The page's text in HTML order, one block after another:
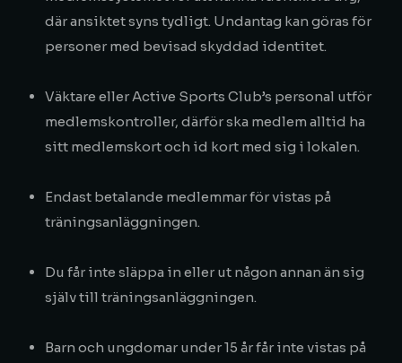
där ansiktet syns tydligt. Undantag kan göras för
personer med bevisad skyddad identitet.
Väktare eller Active Sports Club’s personal utför
medlemskontroller, därför ska medlem alltid ha
sitt medlemskort och id kort med sig i lokalen.
Endast betalande medlemmar för vistas på
träningsanläggningen.
Du får inte släppa in eller ut någon annan än sig
själv till träningsanläggningen.
Barn och ungdomar under 15 år får inte vistas på